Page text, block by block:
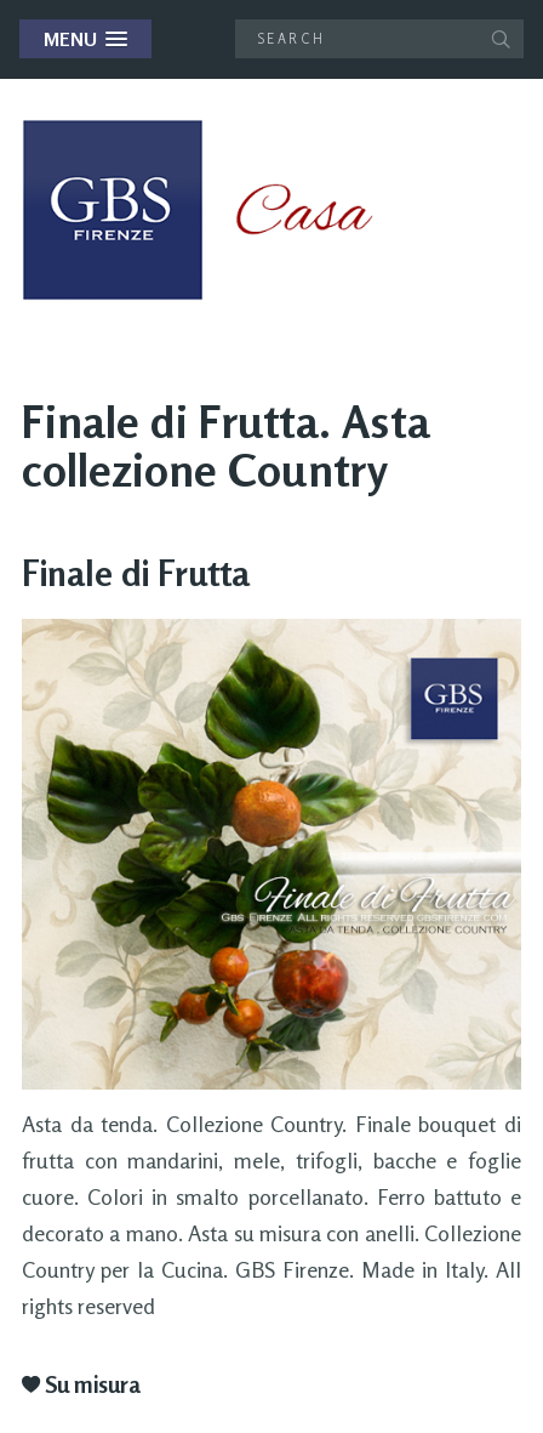
MENU
Finale di Frutta. Asta
collezione Country
Finale di Frutta
Asta da tenda. Collezione Country. Finale bouquet di
frutta con mandarini, mele, trifogli, bacche e foglie
cuore. Colori in smalto porcellanato. Ferro battuto e
decorato a mano. Asta su misura con anelli. Collezione
Country per la Cucina. GBS Firenze. Made in Italy. All
rights reserved
Su misura